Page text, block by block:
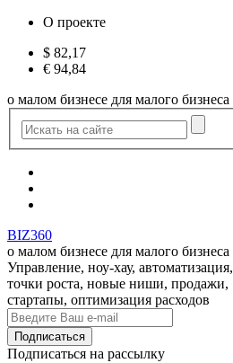
О проекте
$ 82,17
€ 94,84
о малом бизнесе для малого бизнеса
BIZ360
о малом бизнесе для малого бизнеса
Управление, ноу-хау, автоматизация,
точки роста, новые ниши, продажи,
стартапы, оптимизация расходов
Подписаться на рассылку